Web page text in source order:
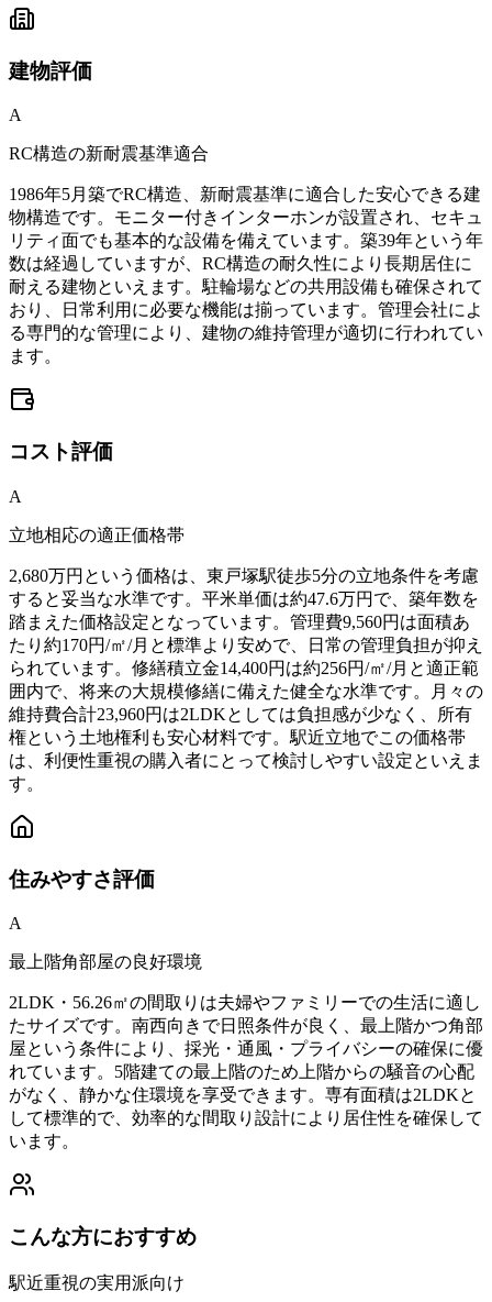
建物評価
A
RC構造の新耐震基準適合
1986年5月築でRC構造、新耐震基準に適合した安心できる建
物構造です。モニター付きインターホンが設置され、セキュ
リティ面でも基本的な設備を備えています。築39年という年
数は経過していますが、RC構造の耐久性により長期居住に
耐える建物といえます。駐輪場などの共用設備も確保されて
おり、日常利用に必要な機能は揃っています。管理会社によ
る専門的な管理により、建物の維持管理が適切に行われてい
ます。
コスト評価
A
立地相応の適正価格帯
2,680万円という価格は、東戸塚駅徒歩5分の立地条件を考慮
すると妥当な水準です。平米単価は約47.6万円で、築年数を
踏まえた価格設定となっています。管理費9,560円は面積あ
たり約170円/㎡/月と標準より安めで、日常の管理負担が抑え
られています。修繕積立金14,400円は約256円/㎡/月と適正範
囲内で、将来の大規模修繕に備えた健全な水準です。月々の
維持費合計23,960円は2LDKとしては負担感が少なく、所有
権という土地権利も安心材料です。駅近立地でこの価格帯
は、利便性重視の購入者にとって検討しやすい設定といえま
す。
住みやすさ評価
A
最上階角部屋の良好環境
2LDK・56.26㎡の間取りは夫婦やファミリーでの生活に適し
たサイズです。南西向きで日照条件が良く、最上階かつ角部
屋という条件により、採光・通風・プライバシーの確保に優
れています。5階建ての最上階のため上階からの騒音の心配
がなく、静かな住環境を享受できます。専有面積は2LDKと
して標準的で、効率的な間取り設計により居住性を確保して
います。
こんな方におすすめ
駅近重視の実用派向け